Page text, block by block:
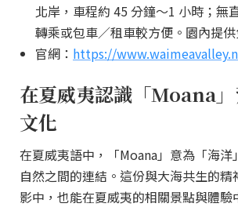
北岸，車程約 45 分鐘～1 小時；無
轉乘或包車／租車較方便。園內提供
官網： https://
在夏威夷認識「Moana
文化
在夏威夷語中，「Moana」意為「海洋
自然之間的連結。這份與大海共生的精
影中，也能在夏威夷的相關景點與體驗